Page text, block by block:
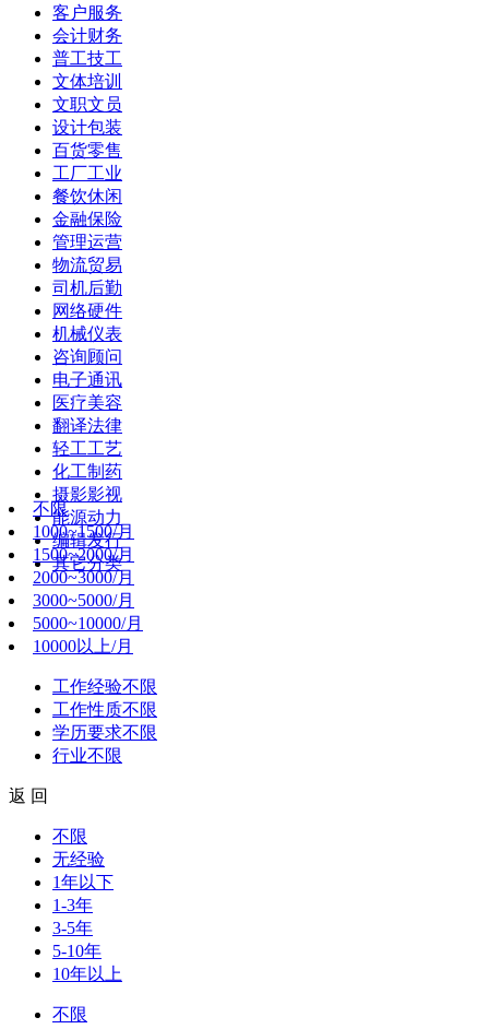
客户服务
会计财务
普工技工
文体培训
文职文员
设计包装
百货零售
工厂工业
餐饮休闲
金融保险
管理运营
物流贸易
司机后勤
网络硬件
机械仪表
咨询顾问
电子通讯
医疗美容
翻译法律
轻工工艺
化工制药
摄影影视
能源动力
编辑发行
其它分类
不限
1000~1500/月
1500~2000/月
2000~3000/月
3000~5000/月
5000~10000/月
10000以上/月
工作经验不限
工作性质不限
学历要求不限
行业不限
返 回
不限
无经验
1年以下
1-3年
3-5年
5-10年
10年以上
不限